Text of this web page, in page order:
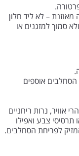
– לא ליד חלון
סמוך למזגנים או
הסחלבים אוספים
אוויר, נרות ריחניים
תרסיסי צבע ואפילו
לפריחת הסחלבים.